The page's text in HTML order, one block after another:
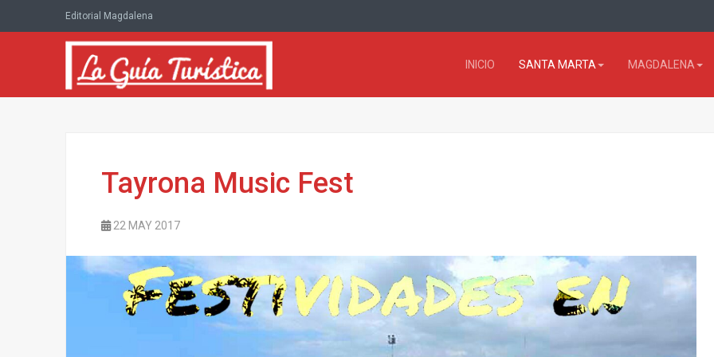
Editorial Magdalena
INICIO SANTA MARTA MAGDALENA
Tayrona Music Fest
22 MAY 2017